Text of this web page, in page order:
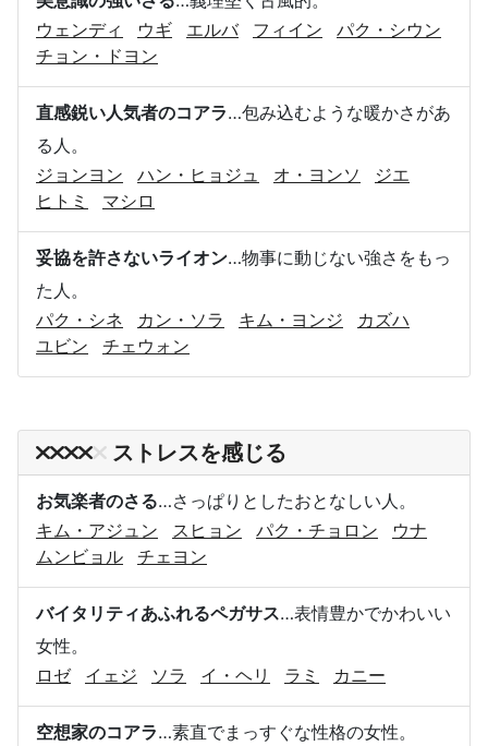
ウェンディ
ウギ エルバ フィイン
パク・シウン
チョン・ドヨン
直感鋭い人気者のコアラ…包み込むような暖かさがあ
る人。
ジョンヨン
ハン・ヒョジュ オ・ヨンソ
ジエ
ヒトミ
マシロ
妥協を許さないライオン…物事に動じない強さをもっ
た人。
パク・シネ
カン・ソラ キム・ヨンジ
カズハ
ユビン
チェウォン
ストレスを感じる
お気楽者のさる…さっぱりとしたおとなしい人。
キム・アジュン
スヒョン パク・チョロン
ウナ
ムンビョル
チェヨン
バイタリティあふれるペガサス…表情豊かでかわいい
女性。
ロゼ
イェジ ソラ イ・ヘリ ラミ カニー
空想家のコアラ…素直でまっすぐな性格の女性。